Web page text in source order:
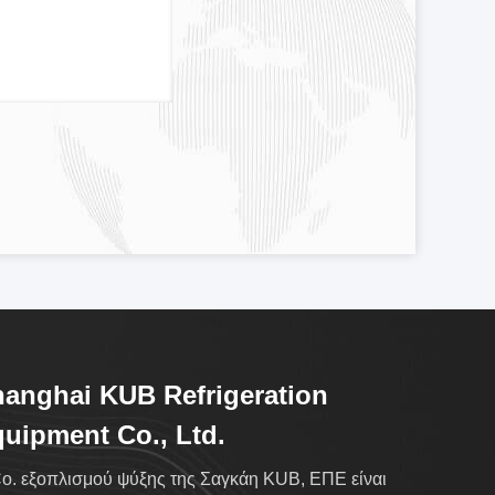
KUB Refrigeration
Co., Ltd.
εξοπλισμού ψύξης της Σαγκάη KUB, ΕΠΕ είναι